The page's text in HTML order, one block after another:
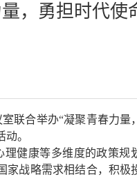
，勇担时代使
联合举办“凝聚青春力量
。
健康等多维度的政策规
家战略需求相结合，积极